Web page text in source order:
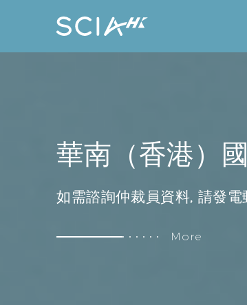
華南（香港）
如需諮詢仲裁員資料, 請發電
More